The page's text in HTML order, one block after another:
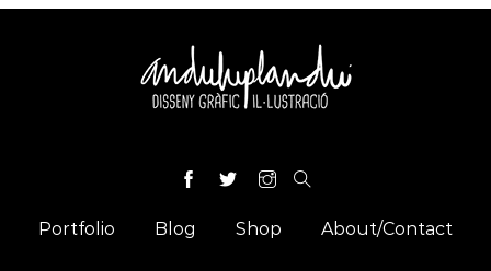
Portfolio Blog Shop About/Contact